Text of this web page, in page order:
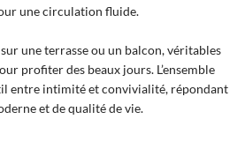
une circulation fluide.
une terrasse ou un balcon, véritables
profiter des beaux jours. L’ensemble
entre intimité et convivialité, répondant
et de qualité de vie.